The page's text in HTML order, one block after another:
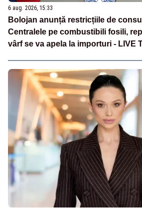
6 aug. 2026, 15:33
Bolojan anunță restricțiile de
Centralele pe combustibili fosili,
vârf se va apela la importuri - LIVE